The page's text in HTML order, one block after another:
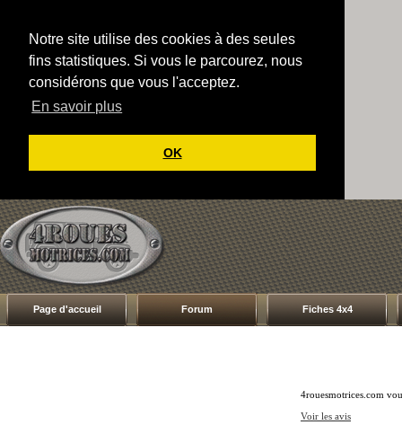
Notre site utilise des cookies à des seules
fins statistiques. Si vous le parcourez, nous
considérons que vous l'acceptez.
En savoir plus
OK
Page d'accueil Forum Fiches 4x4
4rouesmotrices.com
Voir les avis